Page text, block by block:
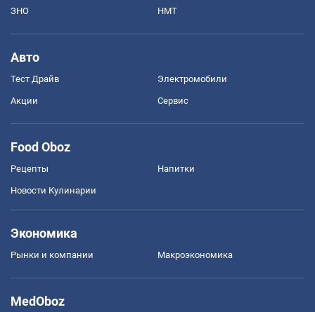
ЗНО НМТ
Авто
Тест Драйв Электромобили
Акции Сервис
Food Oboz
Рецепты Напитки
Новости Кулинарии
Экономика
Рынки и компании Mакроэкономика
MedOboz